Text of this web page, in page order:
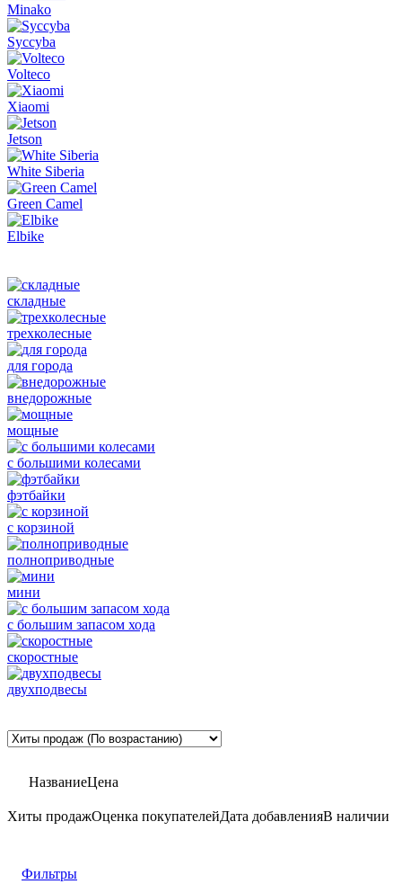
Minako
Syccyba
Volteco
Xiaomi
Jetson
White Siberia
Green Camel
Elbike
складные
трехколесные
для города
внедорожные
мощные
с большими колесами
фэтбайки
с корзиной
полноприводные
мини
с большим запасом хода
скоростные
двухподвесы
НазваниеЦена
Хиты продажОценка покупателейДата добавленияВ наличии
Фильтры